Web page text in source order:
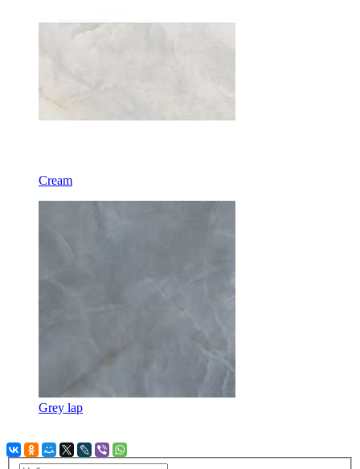
Cream
Grey lap